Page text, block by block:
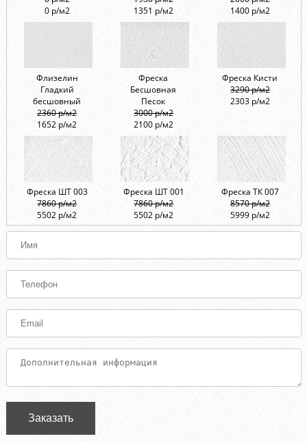
0 р/м2
1351 р/м2
1400 р/м2
Флизелин
Гладкий
бесшовный
2360 р/м2
1652 р/м2
Фреска
Бесшовная
Песок
3000 р/м2
2100 р/м2
Фреска Кисти
3290 р/м2
2303 р/м2
Фреска ШТ 003
7860 р/м2
5502 р/м2
Фреска ШТ 001
7860 р/м2
5502 р/м2
Фреска ТК 007
8570 р/м2
5999 р/м2
Заказать